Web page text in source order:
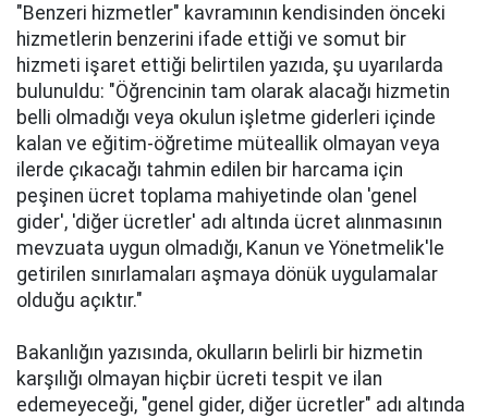
"Benzeri hizmetler" kavramının kendisinden önceki
hizmetlerin benzerini ifade ettiği ve somut bir
hizmeti işaret ettiği belirtilen yazıda, şu uyarılarda
bulunuldu: "Öğrencinin tam olarak alacağı hizmetin
belli olmadığı veya okulun işletme giderleri içinde
kalan ve eğitim-öğretime müteallik olmayan veya
ilerde çıkacağı tahmin edilen bir harcama için
peşinen ücret toplama mahiyetinde olan 'genel
gider', 'diğer ücretler' adı altında ücret alınmasının
mevzuata uygun olmadığı, Kanun ve Yönetmelik'le
getirilen sınırlamaları aşmaya dönük uygulamalar
olduğu açıktır."
Bakanlığın yazısında, okulların belirli bir hizmetin
karşılığı olmayan hiçbir ücreti tespit ve ilan
edemeyeceği, "genel gider, diğer ücretler" adı altında